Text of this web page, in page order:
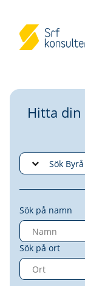
Hitta din
Sök på namn
Sök på ort